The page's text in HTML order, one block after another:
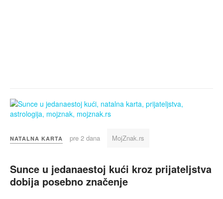
NATALNA KARTA pre 2 dana MojZnak.rs
Sunce u jedanaestoj kući kroz prijateljstva
dobija posebno značenje